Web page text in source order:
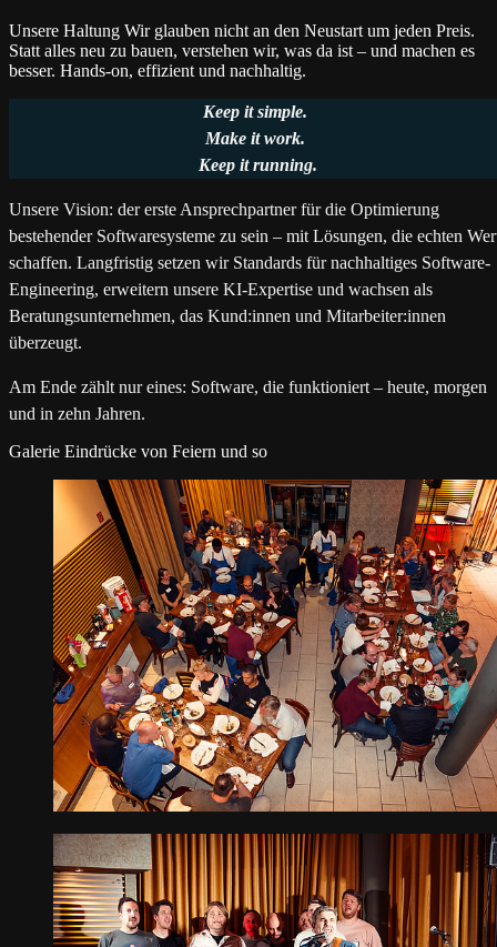
Unsere Haltung Wir glauben nicht an den Neustart um jeden Preis.
Statt alles neu zu bauen, verstehen wir, was da ist – und machen es
besser. Hands-on, effizient und nachhaltig.
Keep itsimple.
Make itwork.
Keep itrunning.
Unsere Vision: der erste Ansprechpartner für die Optimierung
bestehender Softwaresysteme zu sein – mit Lösungen, die echten
schaffen. Langfristig setzen wir Standards für nachhaltiges Software-
Engineering, erweitern unsere KI-Expertise und wachsen als
Beratungsunternehmen, das Kund:innen und Mitarbeiter:innen
überzeugt.
Am Ende zählt nur eines: Software, die funktioniert – heute, morgen
und in zehn Jahren.
Galerie Eindrücke von Feiern und so